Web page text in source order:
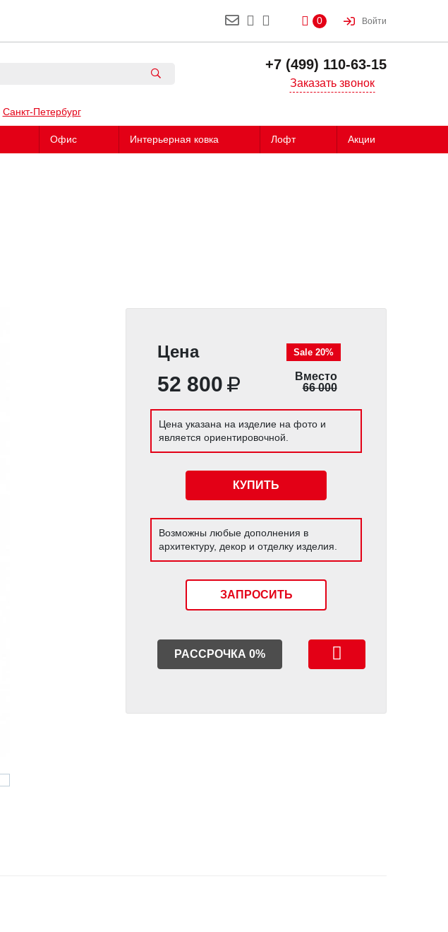
0 Войти
+7 (499) 110-63-15
Заказать звонок
Санкт-Петербург
Офис Интерьерная ковка Лофт Акции
Цена
52 800
Sale 20%
Вместо
66 000
Цена указана на изделие на фото и
является ориентировочной.
КУПИТЬ
Возможны любые дополнения в
архитектуру, декор и отделку изделия.
ЗАПРОСИТЬ
РАССРОЧКА 0%